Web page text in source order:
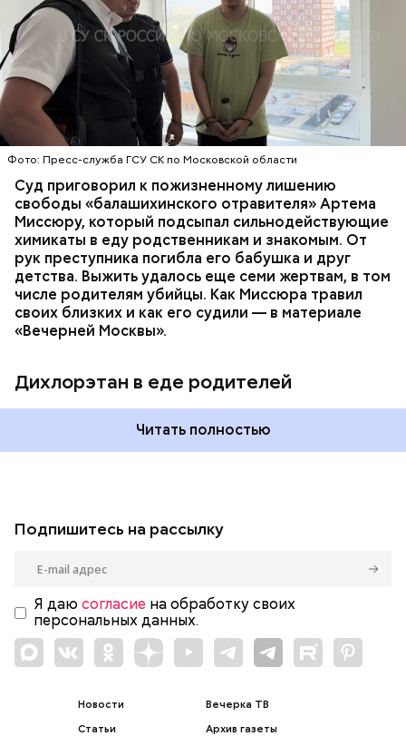
Фото: Пресс-служба ГСУ СК по Московской области
Суд приговорил к пожизненному лишению
свободы «балашихинского отравителя» Артема
Миссюру, который подсыпал сильнодействующие
химикаты в еду родственникам и знакомым. От
рук преступника погибла его бабушка и друг
детства. Выжить удалось еще семи жертвам, в том
числе родителям убийцы. Как Миссюра травил
своих близких и как его судили — в материале
«Вечерней Москвы».
Дихлорэтан в еде родителей
Все началось в июне, когда двое супругов
обратились в местную больницу с жалобами на
плохое самочувствие. Врачи не смогли поставить
им точный диагноз, после чего анализы
потерпевших направили на экспертизу. В них
специалисты обнаружили сильнодействующий
химикат дихлорэтан, который не мог попасть в
организм супругов случайно. То же самое вещество
нашли в еде, изъятой из квартиры пострадавших.
Видео: пресс-служба ГСУ СК по Московской области
Читать полностью
ОТРАВЛЕНИЯ БАЛАШИХА
РОДИТЕЛИ
СЛЕДСТВЕННЫЙ КОМИТЕТ
ЭКСПЕРТИЗЫ
Подпишитесь на рассылку
Я даю согласие на обработку своих
персональных данных.
Новости
Статьи
Вечерка ТВ
Архив газеты